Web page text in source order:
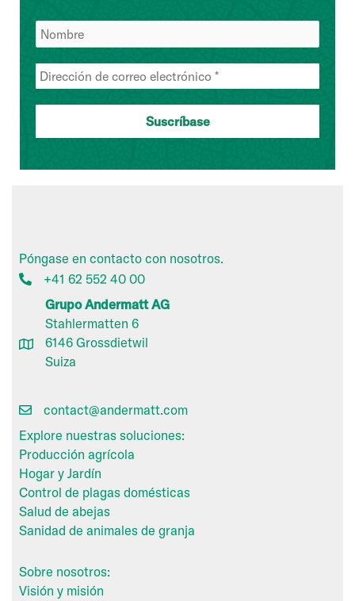
Póngase en contacto con nosotros.
+41 62 552 40 00
Grupo Andermatt AG
Stahlermatten 6
6146 Grossdietwil
Suiza
contact@andermatt.com
Explore nuestras soluciones:
Producción agrícola
Hogar y Jardín
Control de plagas domésticas
Salud de abejas
Sanidad de animales de granja
Sobre nosotros:
Visión y misión